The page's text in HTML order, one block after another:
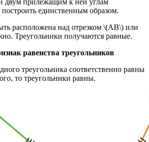
двум прилежащим к ней углам
единственным образом.
расположена над отрезком \(AB\) или
Треугольники получаются равные.
равенства треугольников
треугольника соответственно равны
то треугольники равны.